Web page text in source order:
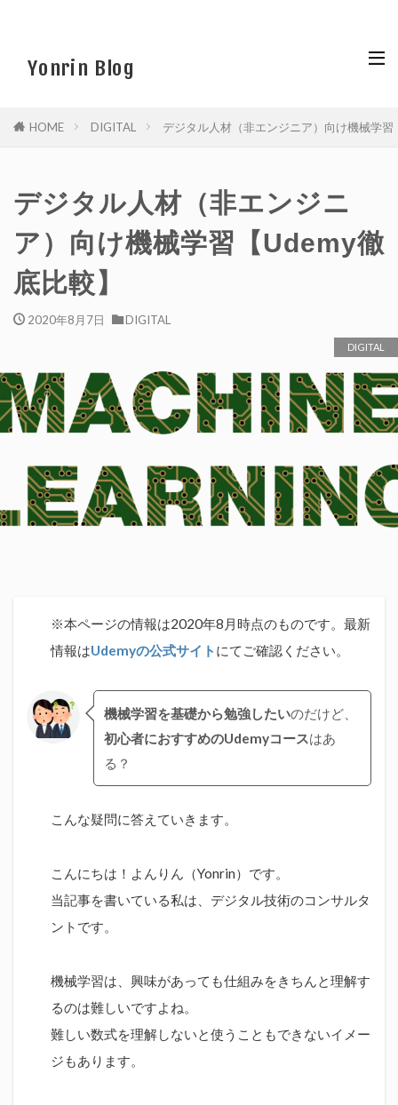
Yonrin Blog
HOME DIGITAL デジタル人材（非エンジニア）向け機械学
デジタル人材（非エンジニ
ア）向け機械学習【Udemy徹
底比較】
2020年8月7日 DIGITAL
DIGITAL
※本ページの情報は2020年8月時点のものです。最新
情報はUdemyの公式サイト にてご確認ください。
機械学習を基礎から勉強したいのだけど、
初心者におすすめのUdemyコースはあ
る？
こんな疑問に答えていきます。
こんにちは！よんりん（Yonrin）です。
当記事を書いている私は、デジタル技術のコンサルタ
ントです。
機械学習は、興味があっても仕組みをきちんと理解す
るのは難しいですよね。
難しい数式を理解しないと使うこともできないイメー
ジもあります。